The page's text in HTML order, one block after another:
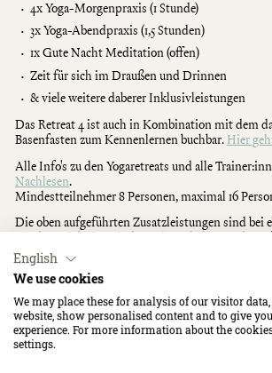
4x Yoga-Morgenpraxis (1 Stunde)
3x Yoga-Abendpraxis (1,5 Stunden)
1x Gute Nacht Meditation (offen)
Zeit für sich im Draußen und Drinnen
& viele weitere daberer Inklusivleistungen
Das Retreat 4ist auch in Kombination mit dem
Basenfastenzum Kennenlernenbuchbar. Hier
Alle Info's zu den Yogaretreats und alle
Nachlesen.
Mindestteilnehmer 8 Personen, maximal 16
Die oben aufgeführten Zusatzleistungen sind bei
Kindern nicht im Kinderpreis enthalten und nur
gültig.
daberer.inklusivleistungen
English
We use cookies
We may place these for analysis of our visitor
website, show personalised content and to give
experience. For more information about the
settings.